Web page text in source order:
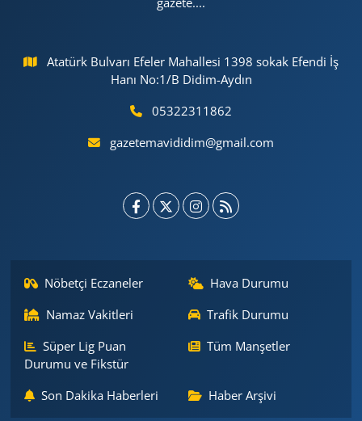
Atatürk Bulvarı Efeler Mahallesi 1398 sokak Efendi İş
Hanı No:1/B Didim-Aydın
05322311862
gazetemavididim@gmail.com
Nöbetçi Eczaneler
Hava Durumu
Namaz Vakitleri
Trafik Durumu
Süper Lig Puan
Durumu ve Fikstür
Tüm Manşetler
Son Dakika Haberleri Haber Arşivi